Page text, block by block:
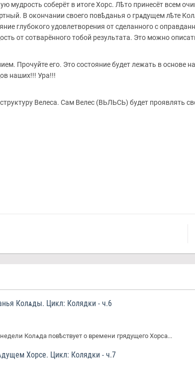
мудрость соберёт в итоге Хорс. Лѣто принесёт всем
В окончании своего повѣданья о грѧдущем лѣте
глубокого удовлетворения от сделанного с
от сотварённого тобой результата. Это можно
Прочуйте его. Это состояние будет лежать в основе
наших!!! Ура!!!
Велеса. Сам Велес (ВЬЛЬСЬ) будет проявлять
Колѧды. Цикл: Колядки - ч.6
Колѧда повѣствует о времени грядущего Хорса...
Хорсе. Цикл: Колядки - ч.7